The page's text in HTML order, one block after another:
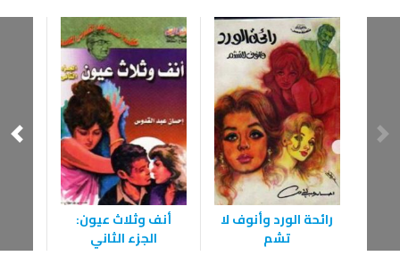
رائحة الورد وأنوف لا
تشم
أنف وثلاث عيون:
الجزء الثاني